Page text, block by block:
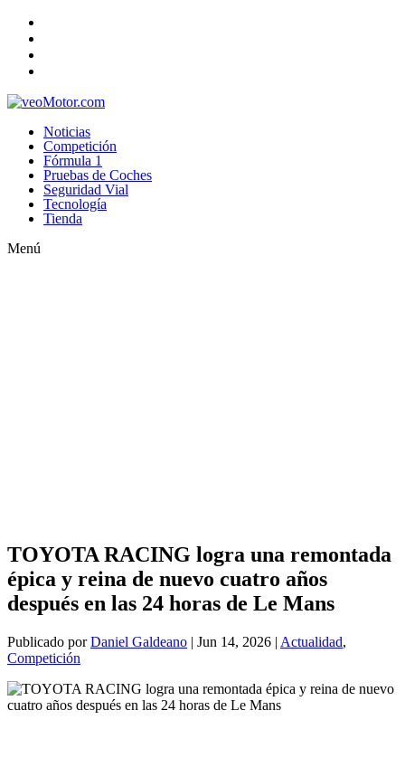
Noticias
Competición
Fórmula 1
Pruebas de Coches
Seguridad Vial
Tecnología
Tienda
Menú
TOYOTA RACING logra una remontada
épica y reina de nuevo cuatro años
después en las 24 horas de Le Mans
Publicado porDaniel Galdeano | Jun 14, 2026 | Actualidad,
Competición